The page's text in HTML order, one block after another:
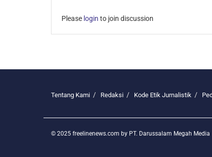
Please login to join discussion
Tentang Kami Redaksi Kode Etik Jurnalistik
© 2025 freelinenews.com by PT. Darussalam Megah Media